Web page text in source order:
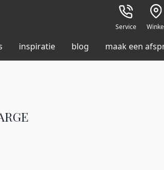
Service
inspiratie blog maak een